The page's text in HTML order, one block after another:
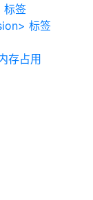
标签
标签
存占用